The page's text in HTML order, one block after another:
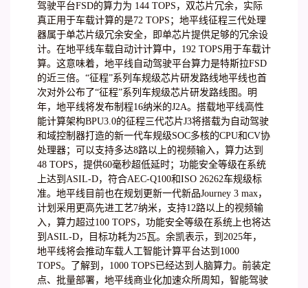
驾驶平台FSD的算力为 144 TOPS，双芯片冗余，实际
真正用于车载计算的是72 TOPS；地平线征程三代处理
器属于单芯片级冗余安全，即单芯片提供足够的冗余设
计。在地平线车载自动计计算中，192 TOPS用于车载计
算。这意味着，地平线自动驾驶平台算力是特斯拉FSD
的近三倍。“征程”系列车规级芯片研发路线地平线也首
次对外公布了“征程”系列车规级芯片研发路线图。明
年，地平线将发布制程16纳米的J2A。搭载地平线高性
能计算架构BPU3.0的征程三代芯片J3将搭载为自动驾驶
和域控制器打造的新一代车规级SOC多核的CPU和CV协
处理器；可以支持多达8路以上的视频输入，算力达到
48 TOPS，提供60毫秒超低延时；功能安全等级在系统
上达到ASIL-D，符合AEC-Q100和ISO 26262车规级标
准。地平线目前也在规划更新一代新品Journey 3 max，
计划采用更高先进工艺7纳米，支持12路以上的视频输
入，算力超过100 TOPS，功能安全等级在系统上也将达
到ASIL-D，目标功耗为25瓦。余凯表示，到2025年，
地平线将会推动车载人工智能计算平台达到1000
TOPS。了解到，1000 TOPS已经达到人脑算力。前装定
点、批量部署，地平线商业化加速众所周知，智能驾驶